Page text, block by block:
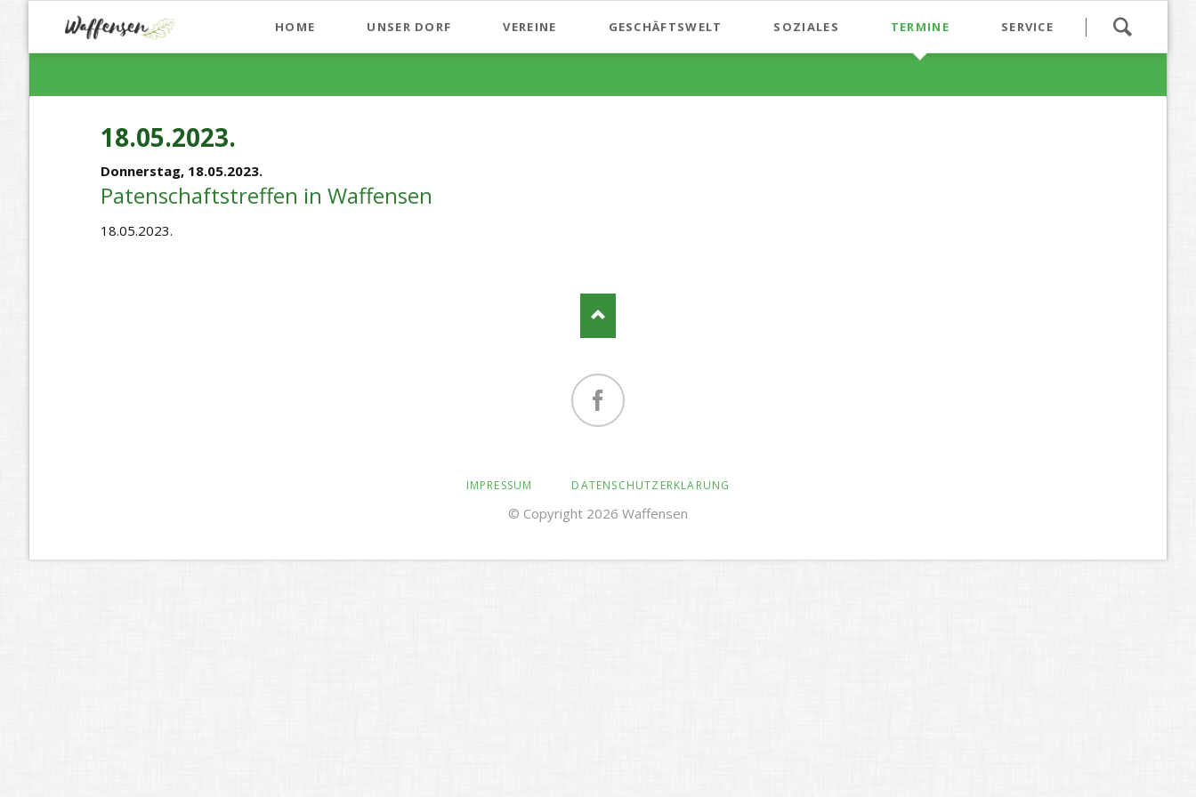
überspringen
HOME UNSER DORF VEREINE GESCHÄFTSWELT
ConferenceCenter und Hotel Taranga
Pegasus am Lerchenkrug
SOZIALES TERMINE SERVICE
18.05.2023.
Donnerstag, 18.05.2023.
Patenschaftstreffen in Waffensen
18.05.2023.
ÜBERSPRINGEN
IMPRESSUM DATENSCHUTZERKLÄRUNG
© Copyright 2026 Waffensen